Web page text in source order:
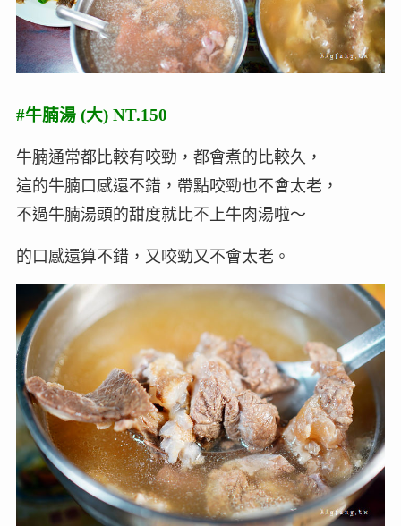
#牛腩湯 (大) NT.150
牛腩通常都比較有咬勁，都會煮的比較久，
這的牛腩口感還不錯，帶點咬勁也不會太老，
不過牛腩湯頭的甜度就比不上牛肉湯啦～
的口感還算不錯，又咬勁又不會太老。